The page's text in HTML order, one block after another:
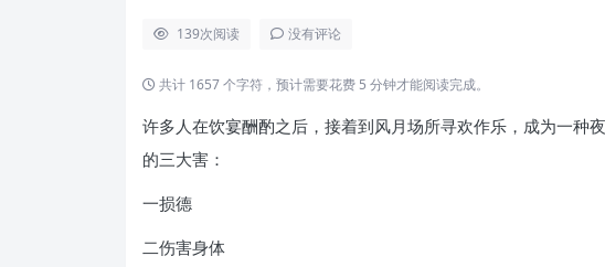
139次阅读 没有评论
共计 1657 个字符，预计需要花费 5 分钟才能阅读完成。
许多人在饮宴酬酌之后，接着到风月场所寻欢作乐，成为一种
的三大害：
一损德
二伤害身体